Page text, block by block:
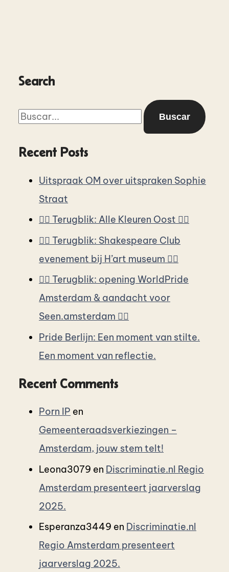
Search
Recent Posts
Uitspraak OM over uitspraken Sophie
Straat
🏳️‍🌈 Terugblik: Alle Kleuren Oost 🏳️‍🌈
🏳️‍🌈 Terugblik: Shakespeare Club
evenement bij H’art museum 🏳️‍🌈
🏳️‍🌈 Terugblik: opening WorldPride
Amsterdam & aandacht voor
Seen.amsterdam 🏳️‍🌈
Pride Berlijn: Een moment van stilte.
Een moment van reflectie.
Recent Comments
Porn IP en
Gemeenteraadsverkiezingen –
Amsterdam, jouw stem telt!
Leona3079 en Discriminatie.nl Regio
Amsterdam presenteert jaarverslag
2025.
Esperanza3449 en Discriminatie.nl
Regio Amsterdam presenteert
jaarverslag 2025.